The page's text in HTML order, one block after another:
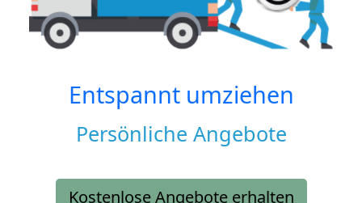
Entspannt umziehen
Persönliche Angebote
Kostenlose Angebote erhalten